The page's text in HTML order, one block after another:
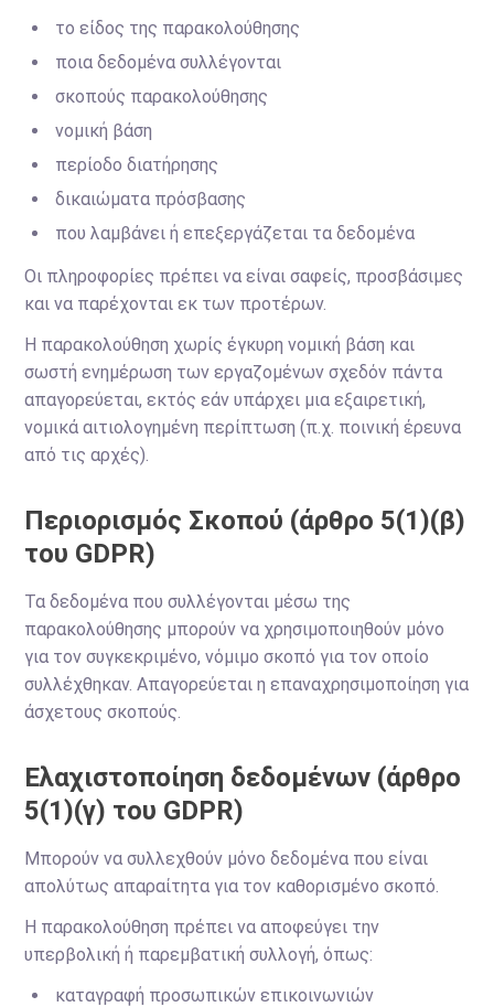
το είδος της παρακολούθησης
ποια δεδομένα συλλέγονται
σκοπούς παρακολούθησης
νομική βάση
περίοδο διατήρησης
δικαιώματα πρόσβασης
που λαμβάνει ή επεξεργάζεται τα δεδομένα
Οι πληροφορίες πρέπει να είναι σαφείς, προσβάσιμες
και να παρέχονται εκ των προτέρων.
Η παρακολούθηση χωρίς έγκυρη νομική βάση και
σωστή ενημέρωση των εργαζομένων σχεδόν πάντα
απαγορεύεται, εκτός εάν υπάρχει μια εξαιρετική,
νομικά αιτιολογημένη περίπτωση (π.χ. ποινική έρευνα
από τις αρχές).
Περιορισμός Σκοπού (άρθρο 5(1)(β)
του GDPR)
Τα δεδομένα που συλλέγονται μέσω της
παρακολούθησης μπορούν να χρησιμοποιηθούν μόνο
για τον συγκεκριμένο, νόμιμο σκοπό για τον οποίο
συλλέχθηκαν. Απαγορεύεται η επαναχρησιμοποίηση για
άσχετους σκοπούς.
Ελαχιστοποίηση δεδομένων (άρθρο
5(1)(γ) του GDPR)
Μπορούν να συλλεχθούν μόνο δεδομένα που είναι
απολύτως απαραίτητα για τον καθορισμένο σκοπό.
Η παρακολούθηση πρέπει να αποφεύγει την
υπερβολική ή παρεμβατική συλλογή, όπως:
καταγραφή προσωπικών επικοινωνιών